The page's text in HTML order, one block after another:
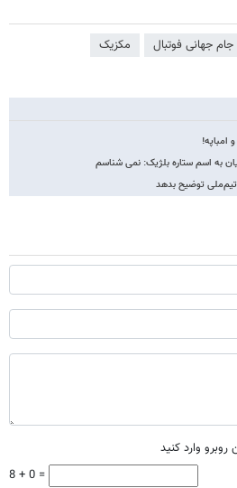
جام جهانی فوتبال مکزیک
امباپه!
به اسم ستاره بلژیک: نمی شناسم
تیم‌ملی توضیح بدهد
وارد کنید
8 + 0 =